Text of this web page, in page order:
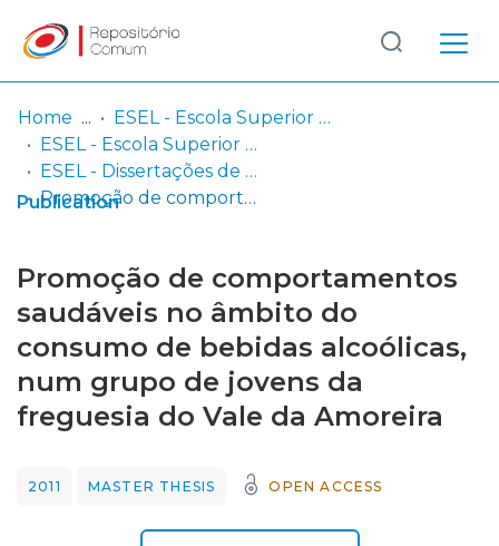
Communities
& Collections
Statistics
Log
In
(current)
Home
ESEL - Escola Superior de Enfermagem de Lisboa
ESEL - Escola Superior de Enfermagem de Lisboa
ESEL - Dissertações de Mestrado
Promoção de comportamentos saudáveis no âmbito do consumo de bebidas alcoólicas, num grupo de jovens da freguesia do Vale da Amoreira
Publication
Promoção de comportamentos
saudáveis no âmbito do
consumo de bebidas alcoólicas,
num grupo de jovens da
freguesia do Vale da Amoreira
2011 MASTER THESIS OPEN ACCESS